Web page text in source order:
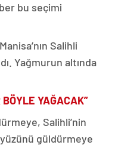
bu seçimi
Salihli
Yağmurun altında
YAĞACAK”
Salihli’nin
güldürmeye